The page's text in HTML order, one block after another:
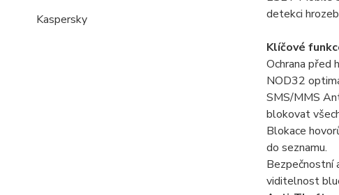
Kaspersky
detekci
Klíčové
Ochrana před
NOD32
SMS/MMS
blokovat
Blokace
do seznamu.
Bezpečnostní
viditelnost